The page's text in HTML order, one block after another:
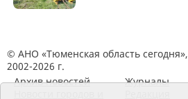
© АНО «Тюменская область сегодня»,
2002-2026 г.
Архив новостей
Журналы